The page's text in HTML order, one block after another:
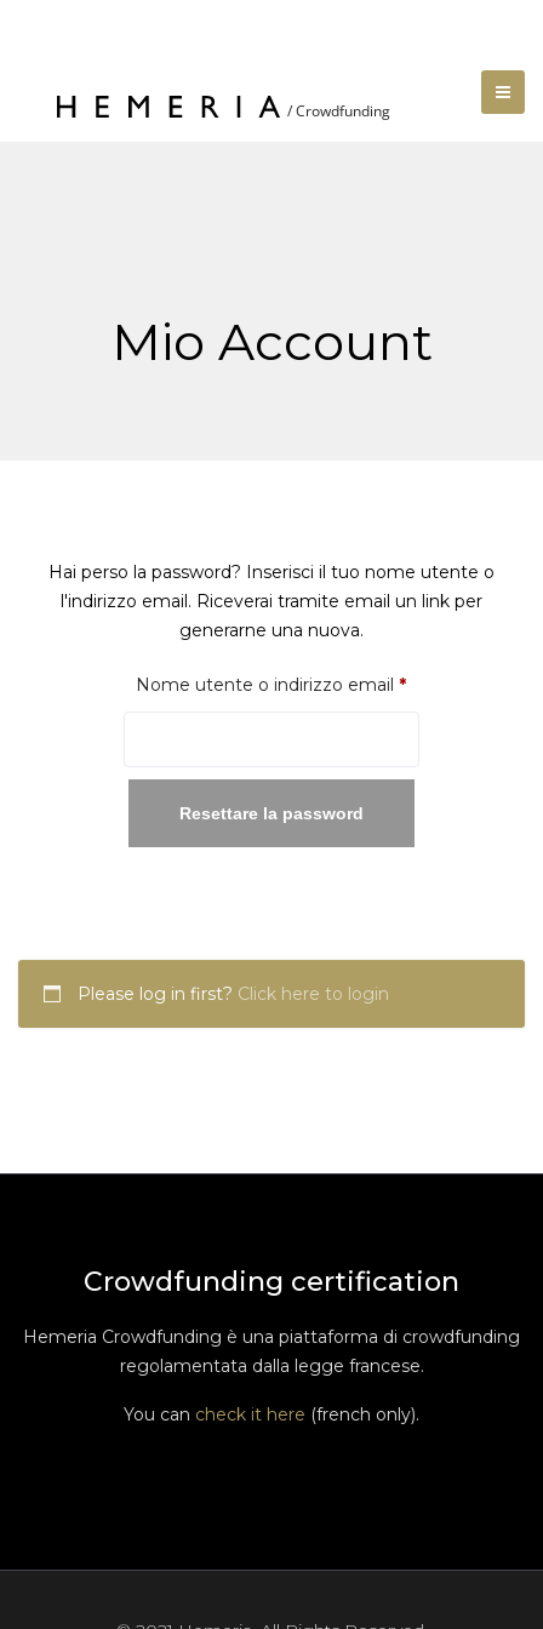
Mio Account
Hai perso la password? Inserisci il tuo nome utente o
l'indirizzo email. Riceverai tramite email un link per
generarne una nuova.
Nome utente o indirizzo email *Richiesto
Resettare la password
Please log in first? Click here to login
Crowdfunding certification
Hemeria Crowdfunding è una piattaforma di crowdfunding
regolamentata dalla legge francese.
You can check it here (french only).